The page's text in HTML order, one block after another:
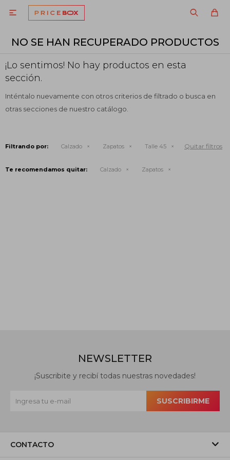

NO SE HAN RECUPERADO PRODUCTOS
¡Lo sentimos! No hay productos en esta
sección.
Inténtalo nuevamente con otros criterios de filtrado o busca en
otras secciones de nuestro catálogo.
Filtrando por: Calzado Zapatos Talle 45 Quitar filtros
Te recomendamos quitar: Calzado Zapatos
CONTACTO
NEWSLETTER
¡Suscribite y recibí todas nuestras novedades!
SUSCRIBIRME